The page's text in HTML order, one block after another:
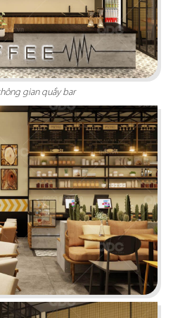
tiết
COFFEE
do QDC Design & Build thi
gian hai mặt tiền rộng rãi
kế hiện đại, sang trọng.
gian quầy bar